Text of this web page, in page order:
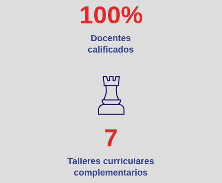
100%
Docentes
calificados
7
Talleres curriculares
complementarios